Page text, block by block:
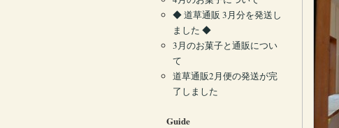
◆ 道草通販 3月分を発送し
ました ◆
3月のお菓子と通販につい
て
道草通販2月便の発送が完
了しました
Guide